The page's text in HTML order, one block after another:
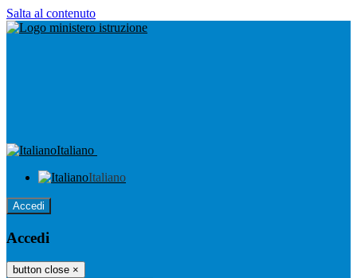
Salta al contenuto
Italiano
Italiano
Accedi
Accedi
button close ×